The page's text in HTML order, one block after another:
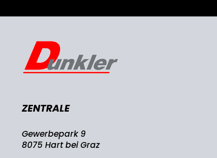
ZENTRALE
Gewerbepark 9
8075 Hart bei Graz